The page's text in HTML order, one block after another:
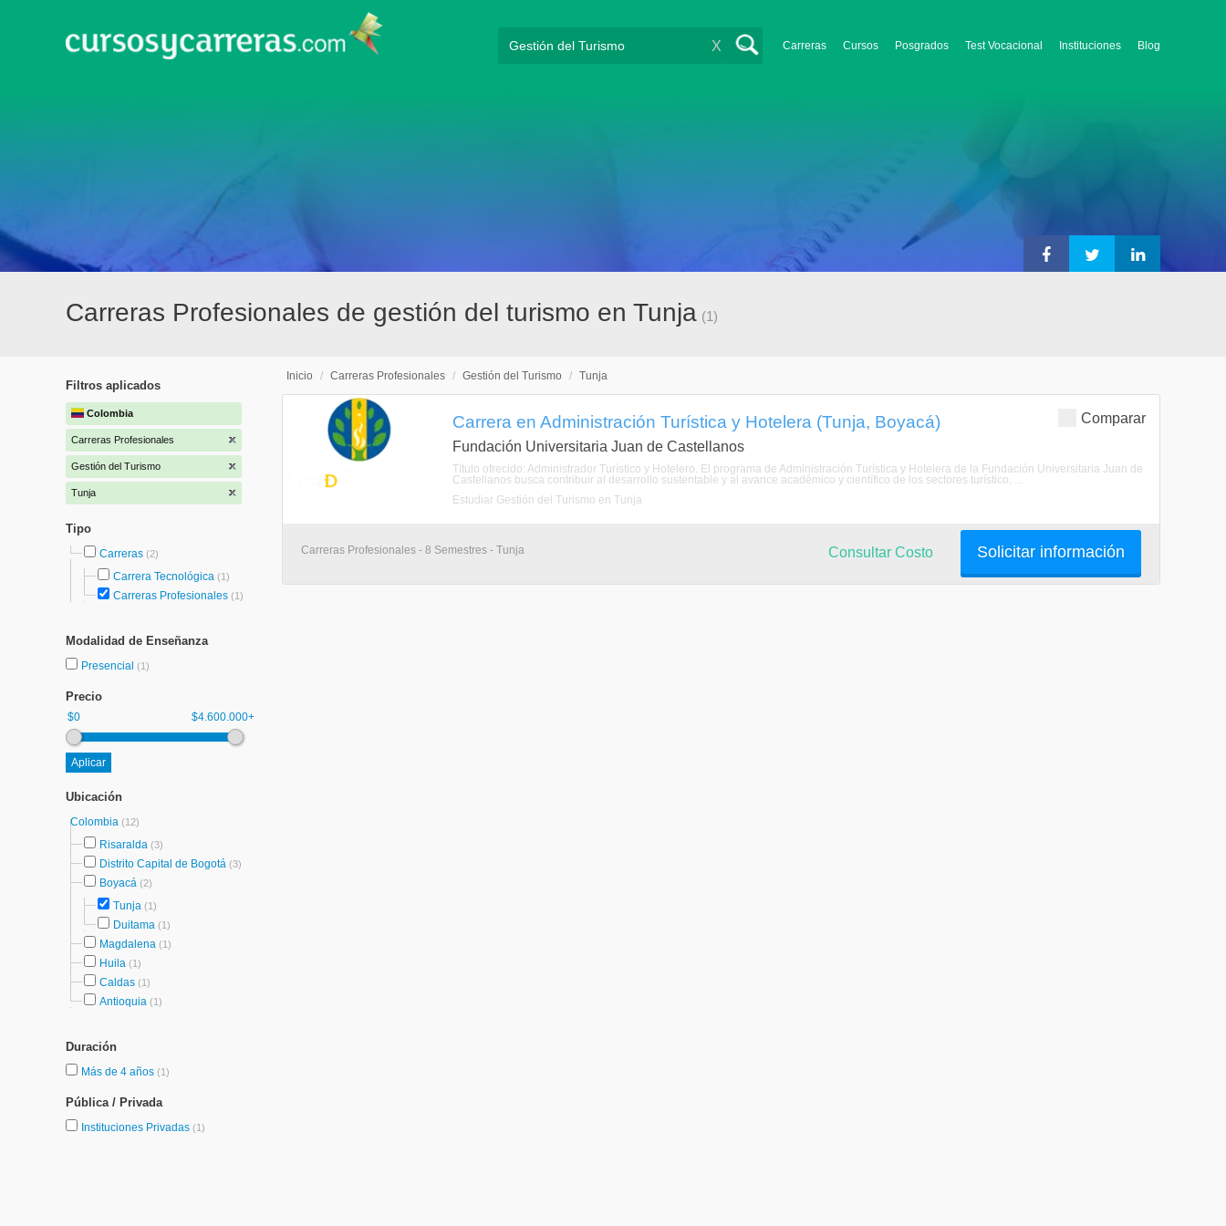
Carreras Cursos Posgrados Test Vocacional Instituciones Blog
X
Carreras Profesionales de gestión del turismo en Tunja (1)
Filtros aplicados
Colombia
Carreras Profesionales
Gestión del Turismo
Tunja
Tipo
Carreras (2)
Carrera Tecnológica (1)
Carreras Profesionales (1)
Modalidad de Enseñanza
Presencial (1)
Precio
$0 $4.600.000+
Ubicación
Colombia (12)
Risaralda (3)
Distrito Capital de Bogotá (3)
Boyacá (2)
Tunja (1)
Duitama (1)
Magdalena (1)
Huila (1)
Caldas (1)
Antioquia (1)
Duración
Más de 4 años (1)
Pública / Privada
Instituciones Privadas (1)
Inicio / Carreras Profesionales / Gestión del Turismo / Tunja
Comparar
Carrera en Administración Turística y Hotelera (Tunja, Boyacá)
Fundación Universitaria Juan de Castellanos
Título ofrecido: Administrador Turístico y Hotelero. El programa de Administración Turística y Hotelera de la Fundación Universitaria Juan de
Castellanos busca contribuir al desarrollo sustentable y al avance académico y científico de los sectores turístico, ...
Estudiar Gestión del Turismo en Tunja
Carreras Profesionales - 8 Semestres - Tunja Solicitar información
Consultar Costo